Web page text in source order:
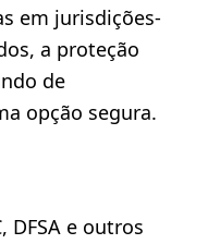
em jurisdições-
a proteção
de
opção segura.
DFSA e outros